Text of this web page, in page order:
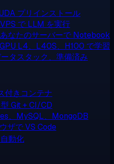
プリインストール
で LLM を実行
あなたのサーバーで Notebook
L4、L40S、H100 で学習
タスタック、準備済み
付きコンテナ
Git + CI/CD
、MySQL、MongoDB
ザで VS Code
動化